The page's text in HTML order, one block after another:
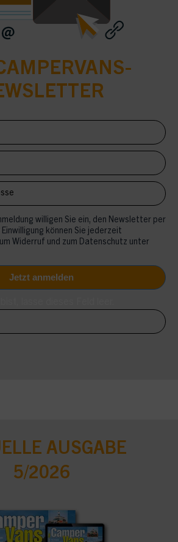
willigen Sie ein, den Newsletter per
können Sie jederzeit
Widerruf und zum Datenschutz unter
AUSGABE
5/2026